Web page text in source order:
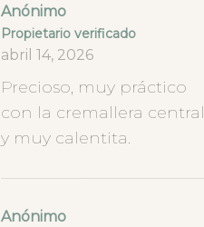
Anónimo
Propietario verificado
abril 14, 2026
Precioso, muy práctico
con la cremallera central
y muy calentita.
Anónimo